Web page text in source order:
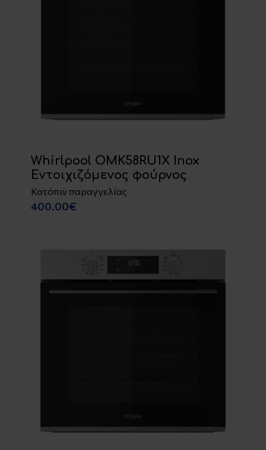
Whirlpool OMK58RU1X Inox
Εντοιχιζόμενος φούρνος
Κατόπιν παραγγελίας
400.00€